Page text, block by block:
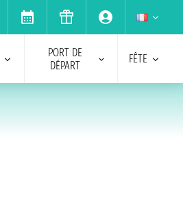
PORT DE
DÉPART
FÊTE